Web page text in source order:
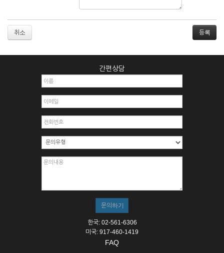
거절하거나 취소할 수 있으며, 실명으로 등록하지 않은 자의 일
2. 개인정보를 허위로 기재하여 신청할 경우
3. 경쟁 관게에 있는 이용자가 신청할 경우
4. 타인의 서비스 이용을 방해하거나, 정보를 도용한 경우
6. 이용자가 영업활동 또는 부정한 용도로 본 서비스를 이용할
7. 회사의 정보를 사전 승낙 없이 전재, 변조, 복사하여 이용하
8. 기타 회사가 정한 제반 사항을 위반하며 신청하는 경우
제5조 (서비스의 이용 및 중지)
② 시스템 점검, 교체 및 고장, 기술적인 이유, 국가비상사태, 정
스가 불가능할 경우 회사는 사전 공지나 예고 없이 서비스의 전
부 또는 일부를 일시적 또는 영구적으로 중지할 수 있습니다.
③ 기타 회사는 서비스를 제공할 수 없는 합당한 사유가 발생한
④ 회사는 제 2항 및 제 3항의 사유로 서비스의 제공이 일시적
취소
간편상담
한국: 02-561-6306
미국: 917-460-1419
FAQ